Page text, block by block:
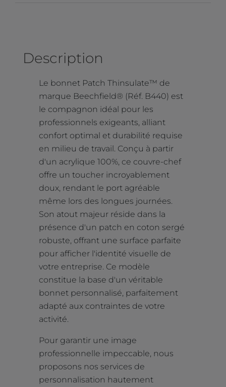
Description
Le bonnet Patch Thinsulate™ de
marque Beechfield® (Réf. B440) est
le compagnon idéal pour les
professionnels exigeants, alliant
confort optimal et durabilité requise
en milieu de travail. Conçu à partir
d'un acrylique 100%, ce couvre-chef
offre un toucher incroyablement
doux, rendant le port agréable
même lors des longues journées.
Son atout majeur réside dans la
présence d'un patch en coton sergé
robuste, offrant une surface parfaite
pour afficher l'identité visuelle de
votre entreprise. Ce modèle
constitue la base d'un véritable
bonnet personnalisé, parfaitement
adapté aux contraintes de votre
activité.
Pour garantir une image
professionnelle impeccable, nous
proposons nos services de
personnalisation hautement